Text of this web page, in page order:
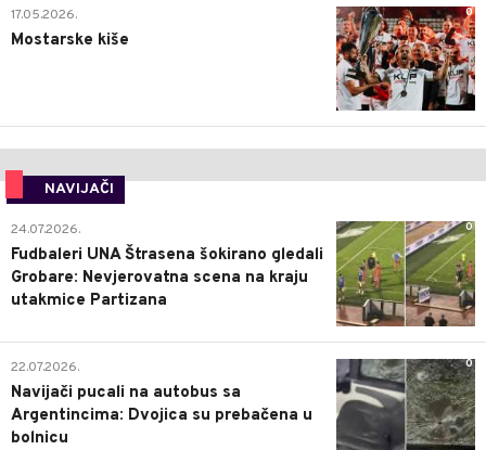
0
17.05.2026.
Mostarske kiše
NAVIJAČI
0
24.07.2026.
Fudbaleri UNA Štrasena šokirano gledali
Grobare: Nevjerovatna scena na kraju
utakmice Partizana
0
22.07.2026.
Navijači pucali na autobus sa
Argentincima: Dvojica su prebačena u
bolnicu